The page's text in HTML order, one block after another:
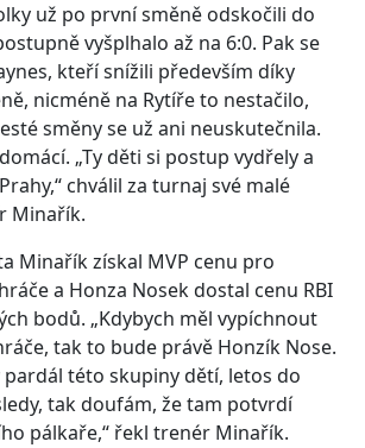
už po první směně odskočili do
vyšplhalo až na 6:0. Pak se
kteří snížili především díky
nicméně na Rytíře to nestačilo,
směny se už ani neuskutečnila.
„Ty děti si postup vydřely a
chválil za turnaj své malé
Minařík.
Minařík získal MVP cenu pro
a Honza Nosek dostal cenu RBI
bodů. „Kdybych měl vypíchnout
tak to bude právě Honzík Nose.
pardál této skupiny dětí, letos do
tak doufám, že tam potvrdí
pálkaře,“ řekl trenér Minařík.